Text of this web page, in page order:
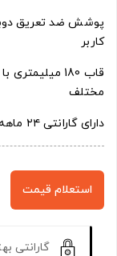
پوشش ضد تعریق
کاربر
قاب 180
مختلف
دارای گارانتی ۲۴ ماهه
استعلام قیمت
گارانتی